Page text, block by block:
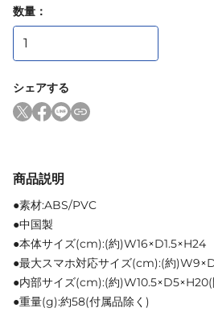
数量：
シェアする
商品説明
●素材:ABS/PVC
●中国製
●本体サイズ(cm):(約)W16×D1.5×H24
●最大スマホ対応サイズ(cm):(約
●内部サイズ(cm):(約)W10.5×D5×H20(
●重量(g):約58(付属品除く)